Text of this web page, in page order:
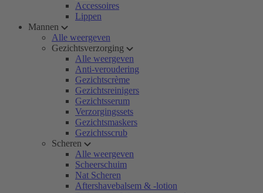
Accessoires
Lippen
Mannen
Alle weergeven
Gezichtsverzorging
Alle weergeven
Anti-veroudering
Gezichtscrème
Gezichtsreinigers
Gezichtsserum
Verzorgingssets
Gezichtsmaskers
Gezichtsscrub
Scheren
Alle weergeven
Scheerschuim
Nat Scheren
Aftershavebalsem & -lotion